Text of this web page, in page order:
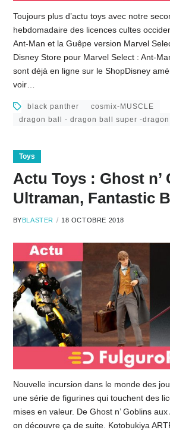
Toujours plus d’actu toys avec notre
hebdomadaire des licences cultes
Ant-Man et la Guêpe version Marvel
Disney Store pour Marvel Select : Ant-
sont déjà en ligne sur le ShopDisney
voir…
black panther
cosmix-MUSCLE
dragon ball - dragon ball super -
Toys
Actu Toys : Ghost n’
Ultraman, Fantastic
BYBLASTER 18 OCTOBRE 2018
Nouvelle incursion dans le monde des
une série de figurines qui touchent des
mises en valeur. De Ghost n’ Goblins
on découvre ça de suite. Kotobukiya